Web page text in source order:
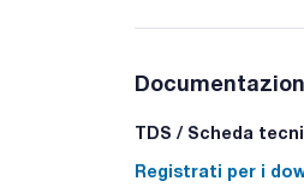
TDS / Scheda
Registrati per i